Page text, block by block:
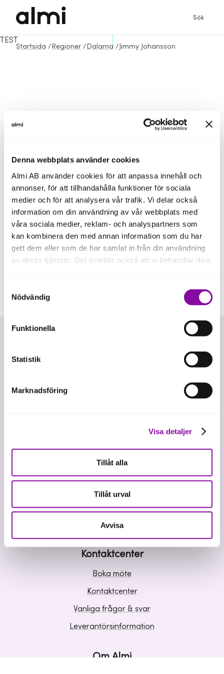
Denna webbplats använder cookies
Almi AB använder cookies för att anpassa innehåll och
annonser, för att tillhandahålla funktioner för sociala
medier och för att analysera vår trafik. Vi delar också
information om din användning av vår webbplats med
våra sociala medier, reklam- och analyspartners som
kan kombinera den med annan information som du har
gett dem eller som de har samlat in från din användning
av deras tjänster. Det innebär också att vi behandlar dina
Om du klickar på avvisa kommer användning av kakor
eller delning av information enligt ovan, inte att ske,
förutom för kakor som är nödvändiga för att hemsidan
ska fungera se mer under inställningar.
Nödvändig
Funktionella
Statistik
Marknadsföring
Visa detaljer
Tillåt alla
Tillåt urval
Avvisa
Sök
Startsida / Regioner / Dalarna / Jimmy Johansson
TEST
Våra tjänster
Riskkapital
Affärsutveckling
Kunskap och inspiration
Kontaktcenter
Boka möte
Kontaktcenter
Vanliga frågor & svar
Leverantörsinformation
Om Almi